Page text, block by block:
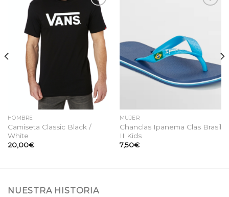
Añadir
de
deseos
HOMBRE
Camiseta Classic Black /
White
20,00€
deseos
MUJER
Chanclas Ipanema Clas Brasil
II Kids
7,50€
NUESTRA HISTORIA